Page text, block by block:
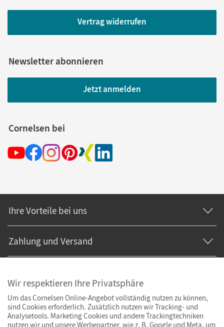
Vertrag widerrufen
Newsletter abonnieren
Jetzt anmelden
Cornelsen bei
Ihre Vorteile bei uns
Zahlung und Versand
Wir respektieren Ihre Privatsphäre
Um das Cornelsen Online-Angebot vollständig nutzen zu können,
sind Cookies erforderlich. Zusätzlich nutzen wir Tracking- und
Analysetools. Marketing Cookies und andere Trackingtechniken
nutzen wir und unsere Werbepartner, wie z. B. Google und Meta, um